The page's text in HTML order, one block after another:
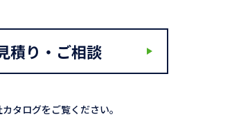
積り・ご相談
タログをご覧ください。